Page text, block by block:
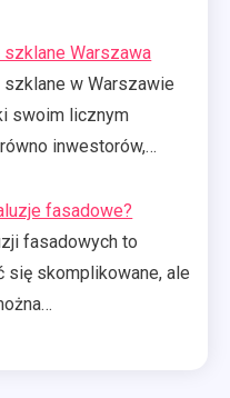
szklane Warszawa
szklane w Warszawie
swoim licznym
inwestorów,…
fasadowe?
fasadowych to
się skomplikowane, ale